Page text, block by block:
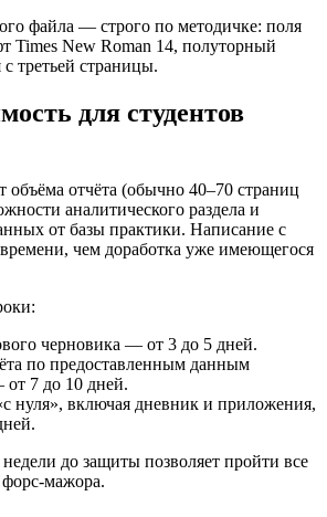
файла — строго по методичке: поля
Times New Roman 14, полуторный
третьей страницы.
для студентов
объёма отчёта (обычно 40–70 страниц
аналитического раздела и
от базы практики. Написание с
чем доработка уже имеющегося
черновика — от 3 до 5 дней.
по предоставленным данным
7 до 10 дней.
нуля», включая дневник и приложения,
недели до защиты позволяет пройти все
форс-мажора.